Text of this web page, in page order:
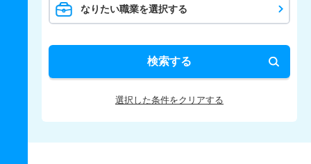
なりたい職業を選択する
検索する
選択した条件をクリアする